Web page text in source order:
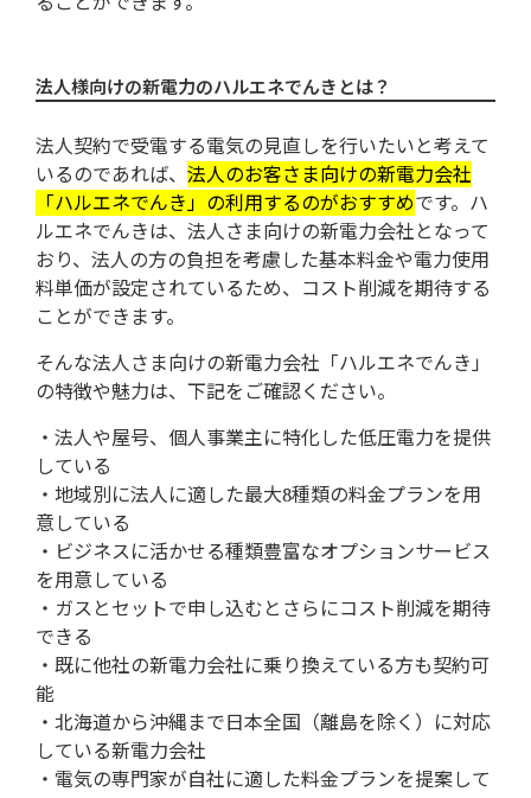
法人様向けの新電力のハルエネでんきとは？
法人契約で受電する電気の見直しを行いたいと考えて
いるのであれば、 法人のお客さま向けの新電力会社
「ハルエネでんき」の利用するのがおすすめです。ハ
ルエネでんきは、法人さま向けの新電力会社となって
おり、法人の方の負担を考慮した基本料金や電力使用
料単価が設定されているため、コスト削減を期待する
ことができます。
そんな法人さま向けの新電力会社「ハルエネでんき」
の特徴や魅力は、下記をご確認ください。
・法人や屋号、個人事業主に特化した低圧電力を提供
している
・地域別に法人に適した最大8種類の料金プランを用
意している
・ビジネスに活かせる種類豊富なオプションサービス
を用意している
・ガスとセットで申し込むとさらにコスト削減を期待
できる
・既に他社の新電力会社に乗り換えている方も契約可
能
・北海道から沖縄まで日本全国（離島を除く）に対応
している新電力会社
・電気の専門家が自社に適した料金プランを提案して